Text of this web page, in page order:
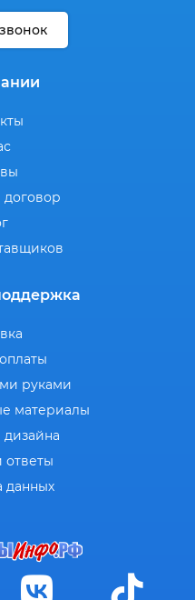
руками
материалы
ответы
данных